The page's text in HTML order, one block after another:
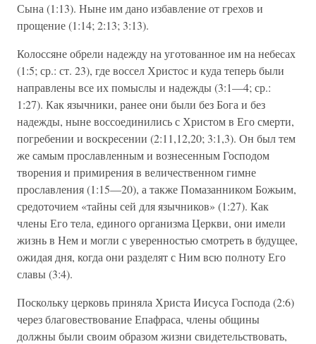
Сына (1:13). Ныне им дано избавление от грехов и
прощение (1:14; 2:13; 3:13).
Колоссяне обрели надежду на уготованное им на небесах
(1:5; ср.: ст. 23), где воссел Христос и куда теперь были
направлены все их помыслы и надежды (3:1—4; ср.:
1:27). Как язычники, ранее они были без Бога и без
надежды, ныне воссоединились с Христом в Его смерти,
погребении и воскресении (2:11,12,20; 3:1,3). Он был тем
же самым прославленным и вознесенным Господом
творения и примирения в величественном гимне
прославления (1:15—20), а также Помазанником Божьим,
средоточием «тайны сей для язычников» (1:27). Как
члены Его тела, единого организма Церкви, они имели
жизнь в Нем и могли с уверенностью смотреть в будущее,
ожидая дня, когда они разделят с Ним всю полноту Его
славы (3:4).
Поскольку церковь приняла Христа Иисуса Господа (2:6)
через благовествование Епафраса, члены общины
должны были своим образом жизни свидетельствовать,